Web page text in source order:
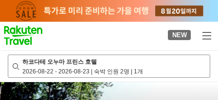
page
NEW
하코다테 오누마 프린스 호텔
2026-08-22 - 2026-08-23 | 숙박 인원 2명 | 1개